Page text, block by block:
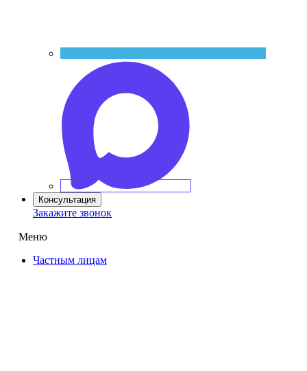
Консультация
Закажите звонок
Меню
Частным лицам